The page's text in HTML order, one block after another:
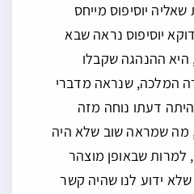
יוסיפוס מייחס
יוסיפוס נראה שבא
היא ההנהגה שקבלו
המלכה, שנראה מדברי
דעתו נוחה מזה
מה שמראה שוב שלא היה
שבאופן מוצהר
ידוע לנו שהיה קשר